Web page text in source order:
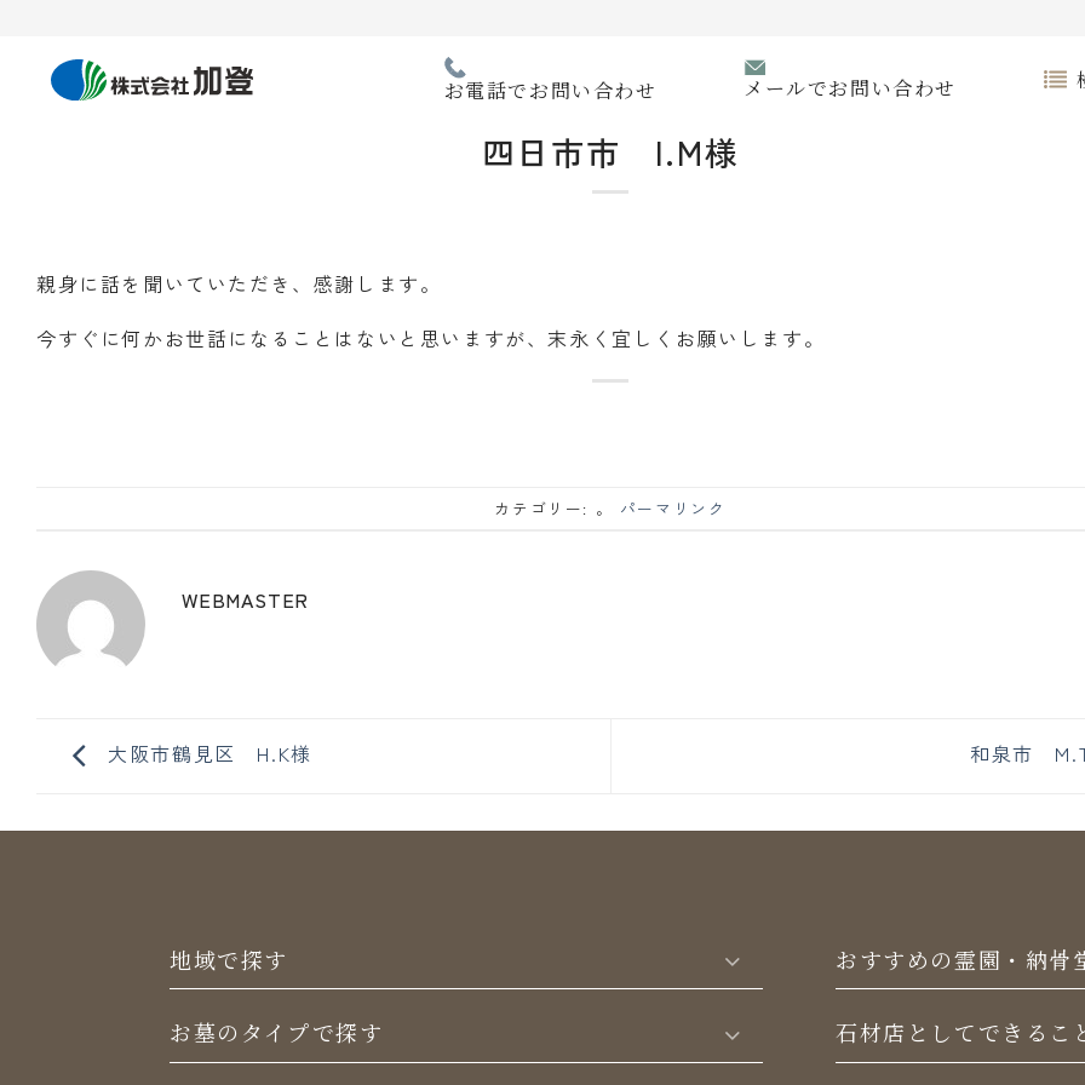
content
お電話でお問い合わせ メールでお問い合わせ
四日市市 I.M様
親身に話を聞いていただき、感謝します。
今すぐに何かお世話になることはないと思いますが、末永く宜しくお願いします。
カテゴリー: 。 パーマリンク
WEBMASTER
大阪市鶴見区 H.K様 和泉市
地域で探す
お墓のタイプで探す
おすすめの霊園・納骨
⽯材店としてできるこ